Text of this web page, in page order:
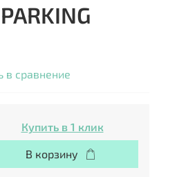
в сравнение
Купить в 1 клик
В корзину